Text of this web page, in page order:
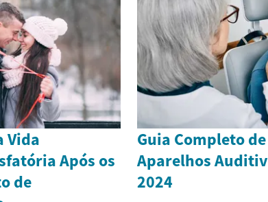
Vida
Após os
de
Guia Completo
Aparelhos
2024